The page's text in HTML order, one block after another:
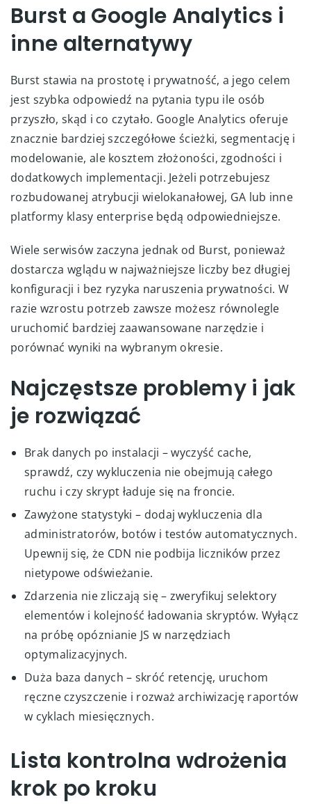
Burst a Google Analytics i
inne alternatywy
Burst stawia na prostotę i prywatność, a jego celem
jest szybka odpowiedź na pytania typu ile osób
przyszło, skąd i co czytało. Google Analytics oferuje
znacznie bardziej szczegółowe ścieżki, segmentację i
modelowanie, ale kosztem złożoności, zgodności i
dodatkowych implementacji. Jeżeli potrzebujesz
rozbudowanej atrybucji wielokanałowej, GA lub inne
platformy klasy enterprise będą odpowiedniejsze.
Wiele serwisów zaczyna jednak od Burst, ponieważ
dostarcza wglądu w najważniejsze liczby bez długiej
konfiguracji i bez ryzyka naruszenia prywatności. W
razie wzrostu potrzeb zawsze możesz równolegle
uruchomić bardziej zaawansowane narzędzie i
porównać wyniki na wybranym okresie.
Najczęstsze problemy i jak
je rozwiązać
Brak danych po instalacji – wyczyść cache,
sprawdź, czy wykluczenia nie obejmują całego
ruchu i czy skrypt ładuje się na froncie.
Zawyżone statystyki – dodaj wykluczenia dla
administratorów, botów i testów automatycznych.
Upewnij się, że CDN nie podbija liczników przez
nietypowe odświeżanie.
Zdarzenia nie zliczają się – zweryfikuj selektory
elementów i kolejność ładowania skryptów. Wyłącz
na próbę opóznianie JS w narzędziach
optymalizacyjnych.
Duża baza danych – skróć retencję, uruchom
ręczne czyszczenie i rozważ archiwizację raportów
w cyklach miesięcznych.
Lista kontrolna wdrożenia
krok po kroku